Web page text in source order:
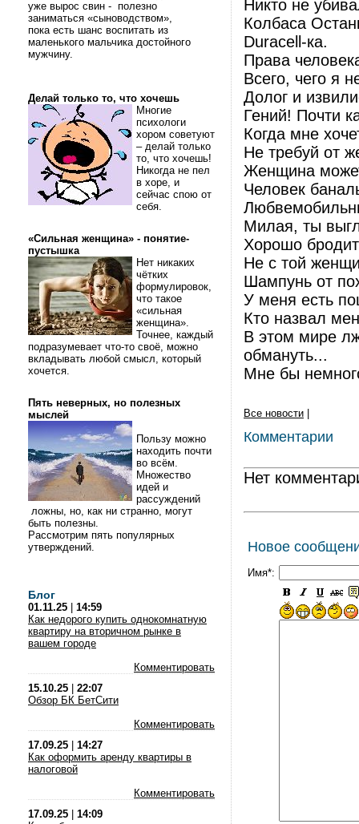
уже вырос свин - полезно
заниматься «сыноводством»,
пока есть шанс воспитать из
маленького мальчика достойного
мужчину.
Делай только то, что хочешь
Многие
психологи
хором советуют
– делай только
то, что хочешь!
Никогда не пел
в хоре, и
сейчас спою от
себя.
«Сильная женщина» - понятие-
пустышка
Нет никаких
чётких
формулировок,
что такое
«сильная
женщина».
Точнее, каждый
подразумевает что-то своё, можно
вкладывать любой смысл, который
хочется.
Пять неверных, но полезных
мыслей
Пользу можно
находить почти
во всём.
Множество
идей и
рассуждений
ложны, но, как ни странно, могут
быть полезны.
Рассмотрим пять популярных
утверждений.
Блог
01.11.25
14:59
Как недорого купить однокомнатную
квартиру на вторичном рынке в
вашем городе
Комментировать
15.10.25
22:07
Обзор БК БетСити
Комментировать
17.09.25
14:27
Как оформить аренду квартиры в
налоговой
Комментировать
17.09.25
14:09
Никто не
Колбаса
Durасеll-ка.
Права
Всего, чего я
Долог и
Гений! Почти
Когда мне
Не требуй от
Женщина
Человек
Милая, ты
Хорошо
Hе с той
Шампунь от
У меня есть
Кто назвал
В этом мире
обмануть...
Мне бы
Все новости
Комментарии
Нет
Новое
Имя*: